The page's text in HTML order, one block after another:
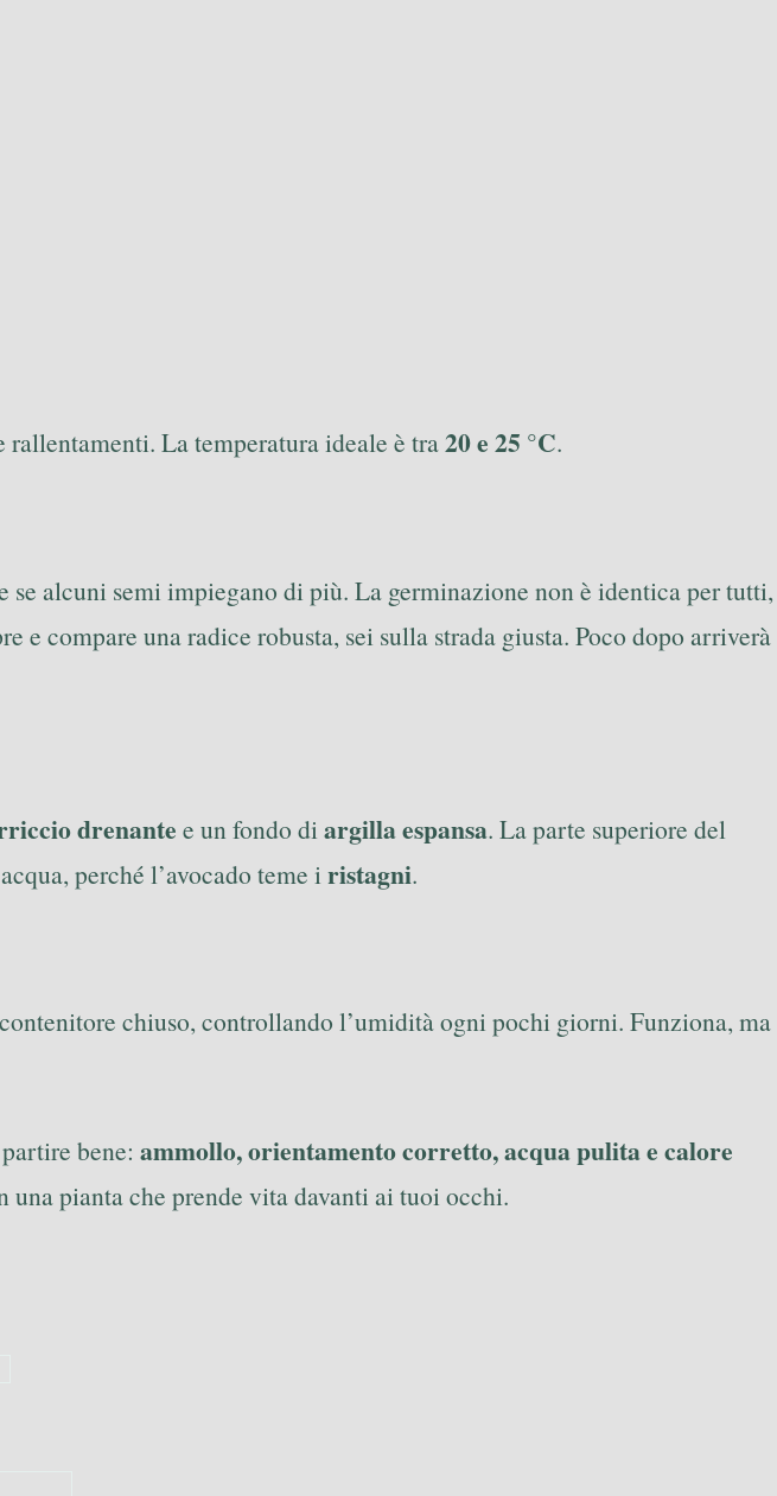
La temperatura ideale è tra20 e 25 °C.
se alcuni semi impiegano di più. La germinazione non è identica per tutti,
e compare una radice robusta, sei sulla strada giusta. Poco dopo arriverà
drenante e un fondo di argilla espansa. La parte superiore del
perché l’avocado teme i ristagni.
chiuso, controllando l’umidità ogni pochi giorni. Funziona, ma
bene: ammollo, orientamento corretto, acqua pulita e calore
una pianta che prende vita davanti ai tuoi occhi.